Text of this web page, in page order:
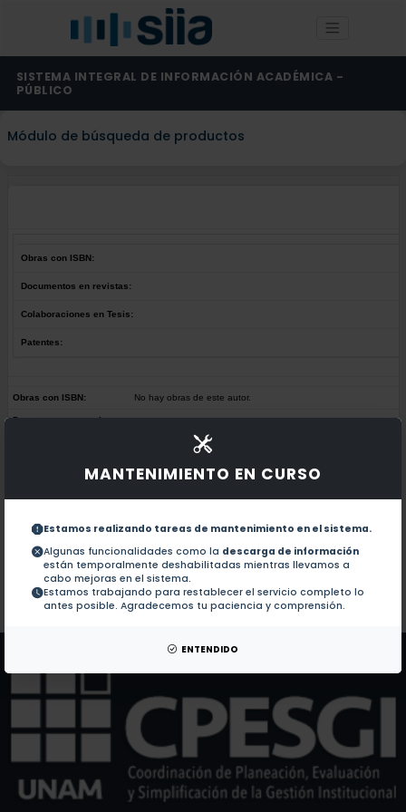
MANTENIMIENTO EN CURSO
Estamos realizando tareas de mantenimiento en el sistema.
Algunas funcionalidades como la descarga de información
están temporalmente deshabilitadas mientras llevamos a
cabo mejoras en el sistema.
Estamos trabajando para restablecer el servicio completo lo
antes posible. Agradecemos tu paciencia y comprensión.
ENTENDIDO
SISTEMA INTEGRAL DE INFORMACIÓN ACADÉMICA -
PÚBLICO
Módulo de búsqueda de productos
Obras con ISBN:
Documentos en revistas:
Colaboraciones en Tesis:
Patentes:
Obras con ISBN: No hay obras de este autor.
Documentos en revistas:
A new subfamily classification of the leguminosae
Colaboraciones en Tesis: No hay tesis de este autor.